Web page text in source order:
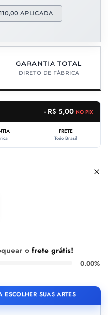
APLICADA
GARANTIA TOTAL
DIRETO DE FÁBRICA
- R$ 5,00 NO PIX
FRETE
Todo Brasil
o frete grátis!
0.00%
ESCOLHER SUAS ARTES